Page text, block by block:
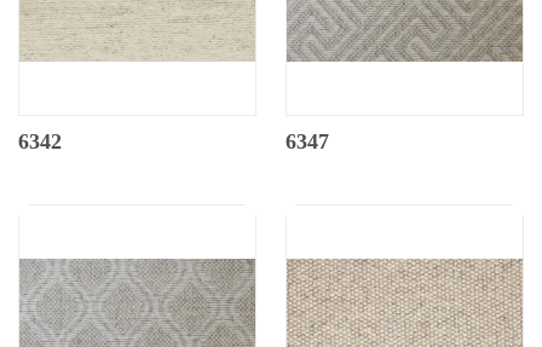
6342 6347